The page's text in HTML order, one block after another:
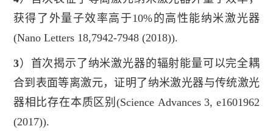
获得了外量子效率高于10%的高性能纳米激光器
(Nano Letters 18,7942-7948 (2018)).
3） 首次揭示了纳米激光器的辐射能量可以完全耦
合到表面等离激元，证明了纳米激光器与传统激光
器相比存在本质区别(Science Advances 3, e1601962
(2017)).